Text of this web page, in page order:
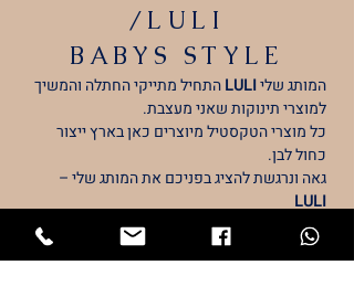
/LULI
BABYS STYLE
המותג שליLULIהתחיל מתייקי החתלה והמשיך
למוצרי תינוקות שאני מעצבת.
כל מוצרי הטקסטיל מיוצרים כאן בארץ ייצור
כחול לבן.
גאה ונרגשת להציג בפניכם את המותג שלי –
LULI